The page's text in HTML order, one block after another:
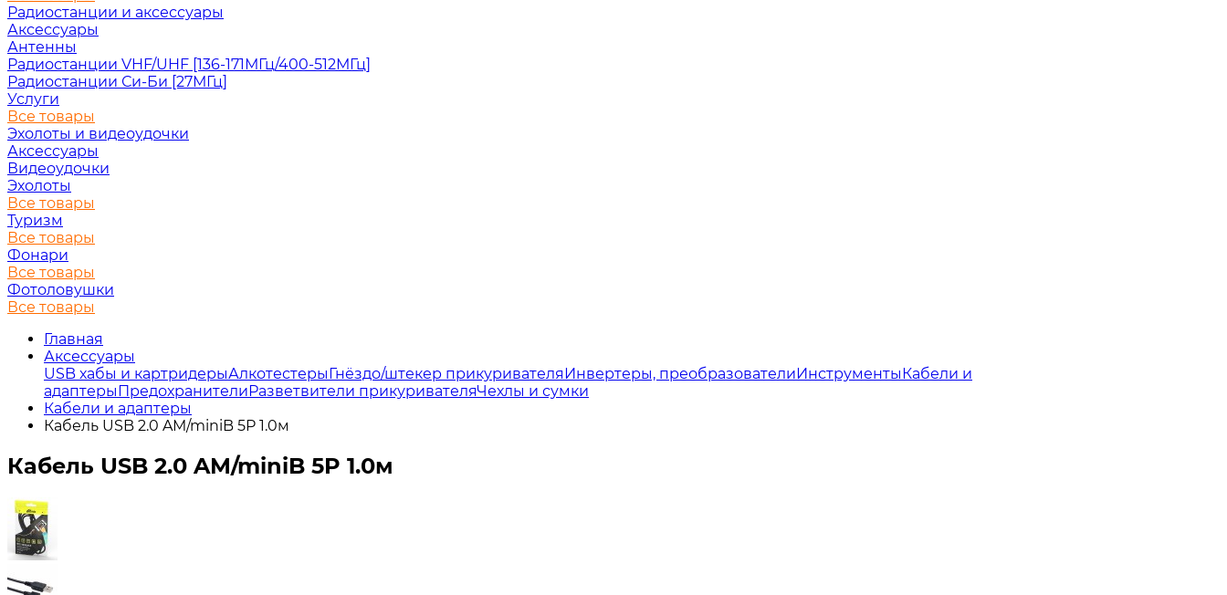
Радиостанции и аксессуары
Аксессуары
Антенны
Радиостанции VHF/UHF [136-171МГц/400-512МГц]
Радиостанции Си-Би [27МГц]
Услуги
Все товары
Эхолоты и видеоудочки
Аксессуары
Видеоудочки
Эхолоты
Все товары
Туризм
Все товары
Фонари
Все товары
Фотоловушки
Все товары
Главная
Аксессуары
USB хабы и картридерыАлкотестерыГнёздо/штекер прикуривателяИнвертеры, преобразователиИнструментыКабели и
адаптерыПредохранителиРазветвители прикуривателяЧехлы и сумки
Кабели и адаптеры
Кабель USB 2.0 AM/miniB 5P 1.0м
Кабель USB 2.0 AM/miniB 5P 1.0м